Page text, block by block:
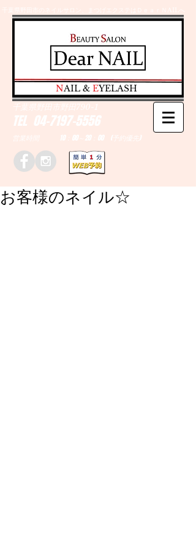
千葉県野田市のネイルサロン、まつげエクステはＤｅａｒＮAILへ
TEL 04-7197-5556
営業時間 10：00～20：00 (予約優先)
千葉県野田市野田790-1
​NAIL & EYELASH
お客様のネイル☆